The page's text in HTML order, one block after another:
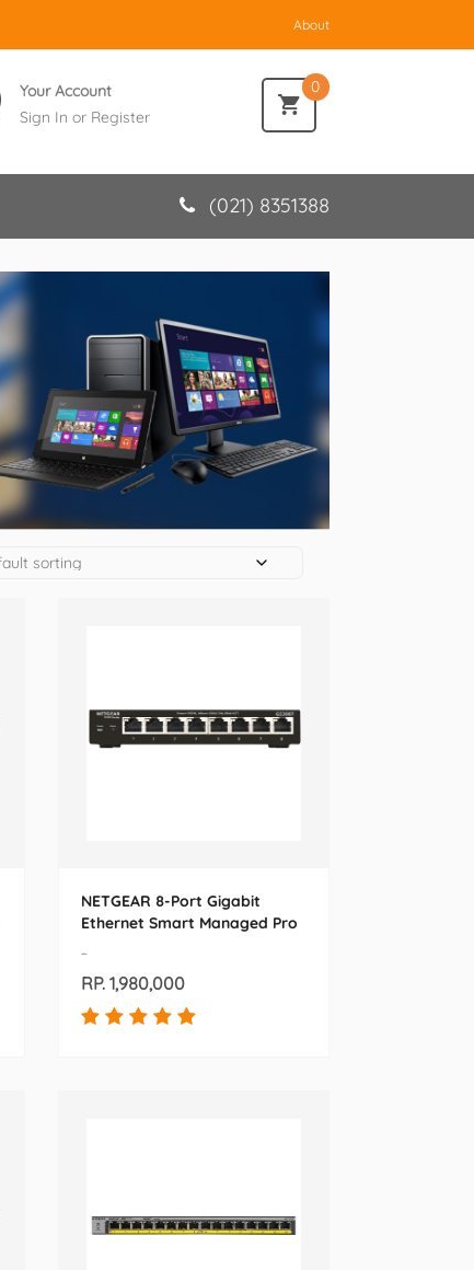
About
Your Account
Sign In or Register
0
(021) 8351388
NETGEAR 8-Port Gigabit
Ethernet Smart Managed Pro
-
RP. 1,980,000